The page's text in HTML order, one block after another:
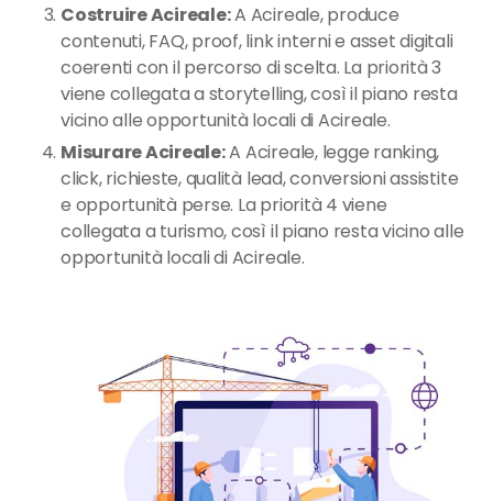
Costruire Acireale:A Acireale, produce
contenuti, FAQ, proof, link interni e asset digitali
coerenti con il percorso di scelta. La priorità 3
viene collegata a storytelling, così il piano resta
vicino alle opportunità locali di Acireale.
Misurare Acireale:A Acireale, legge ranking,
click, richieste, qualità lead, conversioni assistite
e opportunità perse. La priorità 4 viene
collegata a turismo, così il piano resta vicino alle
opportunità locali di Acireale.